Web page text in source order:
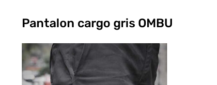
Pantalon cargo gris OMBU